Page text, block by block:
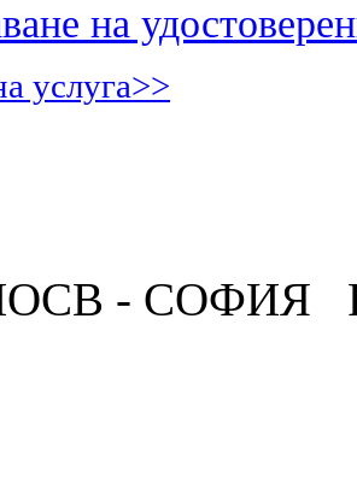
на
услуга>>
- СОФИЯ